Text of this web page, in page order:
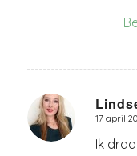
zegt:
17 april
Ik